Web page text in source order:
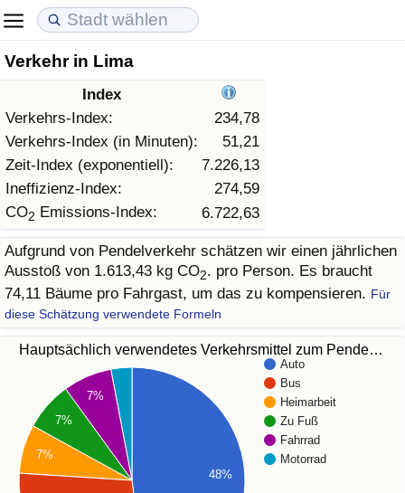
Verkehr in Lima
Index
Verkehrs-Index:
234,78
Verkehrs-Index (in Minuten):
51,21
Zeit-Index (exponentiell):
7.226,13
Ineffizienz-Index:
274,59
CO2 Emissions-Index: 6.722,63
Aufgrund von Pendelverkehr schätzen wir einen jährlichen
Ausstoß von 1.613,43 kg CO2. pro Person. Es braucht
74,11 Bäume pro Fahrgast, um das zu kompensieren. Für
diese Schätzung verwendete Formeln
Hauptsächlich verwendetes Verkehrsmittel zum Pende…
Auto
Bus
Heimarbeit
Zu Fuß
Fahrrad
Motorrad
48%
7%
7%
7%
Lebenshaltungskosten
Lebenshaltungskosten-Index (aktuell)
Lebenshaltungskosten-Index
Lebenshaltungskosten-Index nach Land
in Akaba
Immobilienpreise
Immobilienpreis-Index (aktuell)
Immobilienpreis-Index
Immobilienpreis-Index nach Land
Lebensqualität
Lebensqualität-Index
Lebensqualität-Index (aktuell)
Lebensqualitätsindex nach Land
Kriminalität
Kriminalitäts-Index (aktuell)
Kriminalitäts-Index
Kriminalitätsindex nach Land
Gesundheitsversorgung
Gesundheitsversorgungs-Index (aktuell)